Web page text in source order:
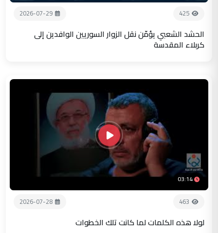
425
2026-07-29
الحشد الشعبي يؤمّن نقل الزوار السوريين الوافدين إلى
كربلاء المقدسة
03:14
463
2026-07-28
لولا هذه الكلمات لما كانت تلك الخطوات